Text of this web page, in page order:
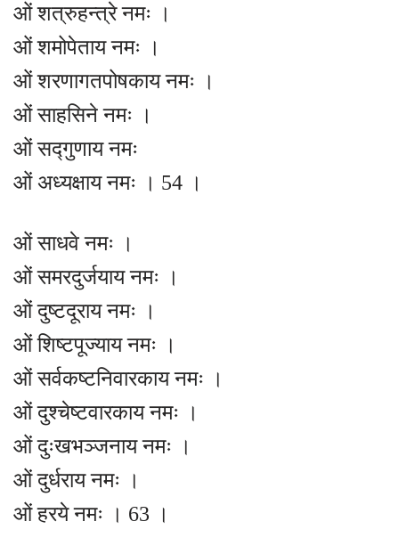
ओं शत्रुहन्त्रे नमः ।
ओं शमोपेताय नमः ।
ओं शरणागतपोषकाय नमः ।
ओं साहसिने नमः ।
ओं सद्गुणाय नमः
ओं अध्यक्षाय नमः । 54 ।
ओं साधवे नमः ।
ओं समरदुर्जयाय नमः ।
ओं दुष्टदूराय नमः ।
ओं शिष्टपूज्याय नमः ।
ओं सर्वकष्टनिवारकाय नमः ।
ओं दुश्चेष्टवारकाय नमः ।
ओं दुःखभञ्जनाय नमः ।
ओं दुर्धराय नमः ।
ओं हरये नमः । 63 ।